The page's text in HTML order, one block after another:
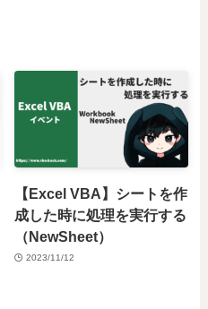
【Excel VBA】シートを作
成した時に処理を実行する
（NewSheet）
2023/11/12